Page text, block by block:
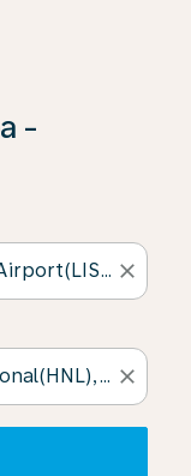
-
close
close
clique em